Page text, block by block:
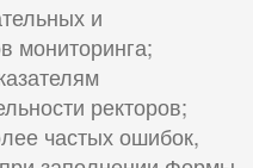
и
мониторинга;
ректоров;
частых ошибок,